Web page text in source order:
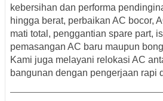
kebersihan dan performa
hingga berat, perbaikan AC bocor,
mati total, penggantian spare part,
pemasangan AC baru maupun
Kami juga melayani relokasi AC
bangunan dengan pengerjaan rapi